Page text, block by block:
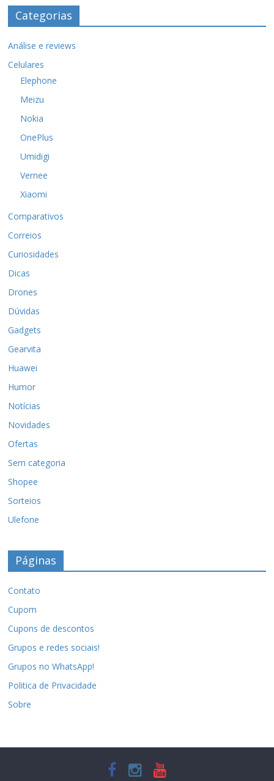
Categorias
Análise e reviews
Celulares
Elephone
Meizu
Nokia
OnePlus
Umidigi
Vernee
Xiaomi
Comparativos
Correios
Curiosidades
Dicas
Drones
Dúvidas
Gadgets
Gearvita
Huawei
Humor
Notícias
Novidades
Ofertas
Sem categoria
Shopee
Sorteios
Ulefone
Páginas
Contato
Cupom
Cupons de descontos
Grupos e redes sociais!
Grupos no WhatsApp!
Politica de Privacidade
Sobre